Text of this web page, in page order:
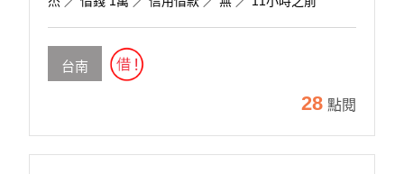
台南
28 點閱